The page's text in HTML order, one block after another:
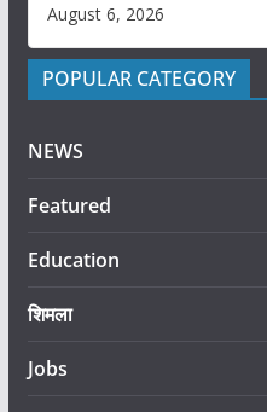
August 6, 2026
POPULAR CATEGORY
NEWS
Featured
Education
शिमला
Jobs